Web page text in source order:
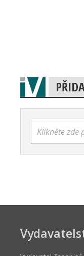
Klikněte zde